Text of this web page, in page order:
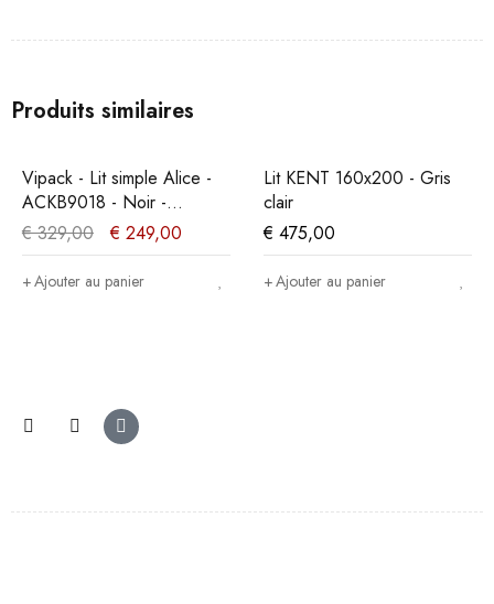
Produits similaires
PROMO
Vipack - Lit simple Alice -
ACKB9018 - Noir -
95,5x90,5x207,5cm
€329,00 € 249,00
Ajouter au panier
Lit KENT 160x200 - Gris
clair
€ 475,00
Ajouter au panier